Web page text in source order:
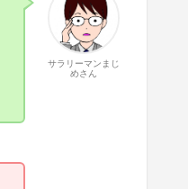
サラリーマンまじ
めさん